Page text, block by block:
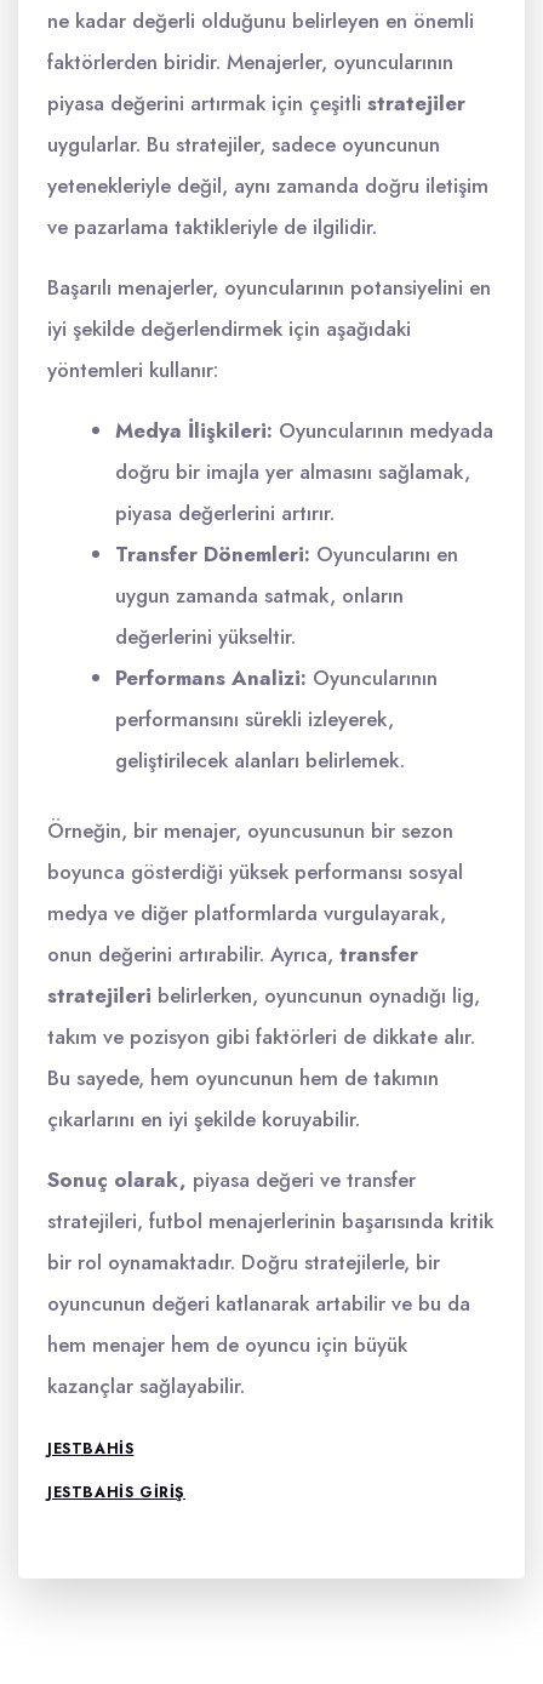
ne kadar değerli olduğunu belirleyen en önemli
faktörlerden biridir. Menajerler, oyuncularının
piyasa değerini artırmak için çeşitli stratejiler
uygularlar. Bu stratejiler, sadece oyuncunun
yetenekleriyle değil, aynı zamanda doğru iletişim
ve pazarlama taktikleriyle de ilgilidir.
Başarılı menajerler, oyuncularının potansiyelini en
iyi şekilde değerlendirmek için aşağıdaki
yöntemleri kullanır:
Medya İlişkileri: Oyuncularının medyada
doğru bir imajla yer almasını sağlamak,
piyasa değerlerini artırır.
Transfer Dönemleri: Oyuncularını en
uygun zamanda satmak, onların
değerlerini yükseltir.
Performans Analizi: Oyuncularının
performansını sürekli izleyerek,
geliştirilecek alanları belirlemek.
Örneğin, bir menajer, oyuncusunun bir sezon
boyunca gösterdiği yüksek performansı sosyal
medya ve diğer platformlarda vurgulayarak,
onun değerini artırabilir. Ayrıca, transfer
stratejileri belirlerken, oyuncunun oynadığı lig,
takım ve pozisyon gibi faktörleri de dikkate alır.
Bu sayede, hem oyuncunun hem de takımın
çıkarlarını en iyi şekilde koruyabilir.
Sonuç olarak, piyasa değeri ve transfer
stratejileri, futbol menajerlerinin başarısında kritik
bir rol oynamaktadır. Doğru stratejilerle, bir
oyuncunun değeri katlanarak artabilir ve bu da
hem menajer hem de oyuncu için büyük
kazançlar sağlayabilir.
JESTBAHIS
JESTBAHIS GIRIŞ